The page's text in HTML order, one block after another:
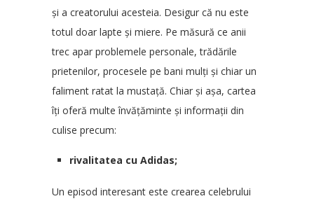
și a creatorului acesteia. Desigur că nu este
totul doar lapte și miere. Pe măsură ce anii
trec apar problemele personale, trădările
prietenilor, procesele pe bani mulți și chiar un
faliment ratat la mustață. Chiar și așa, cartea
îți oferă multe învățăminte și informații din
culise precum:
rivalitatea cu Adidas;
Un episod interesant este crearea celebrului